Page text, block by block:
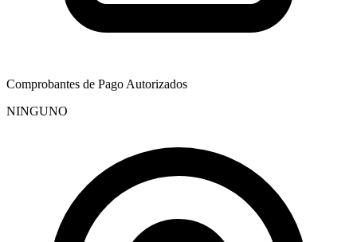
Comprobantes de Pago Autorizados
NINGUNO